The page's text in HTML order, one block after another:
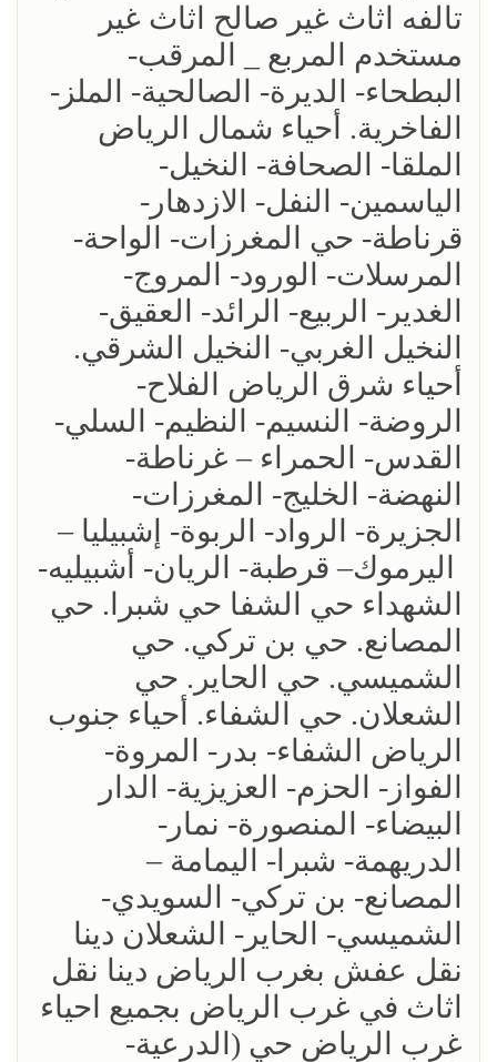
تالفه اثاث غير صالح اثاث غير
مستخدم المربع _ المرقب-
البطحاء- الديرة- الصالحية- الملز-
الفاخرية. أحياء شمال الرياض
الملقا- الصحافة- النخيل-
الياسمين- النفل- الازدهار-
قرناطة- حي المغرزات- الواحة-
المرسلات- الورود- المروج-
الغدير- الربيع- الرائد- العقيق-
النخيل الغربي- النخيل الشرقي.
أحياء شرق الرياض الفلاح-
الروضة- النسيم- النظيم- السلي-
القدس- الحمراء – غرناطة-
النهضة- الخليج- المغرزات-
الجزيرة- الرواد- الربوة- إشبيليا –
اليرموك– قرطبة- الريان- أشبيليه-
الشهداء حي الشفا حي شبرا. حي
المصانع. حي بن تركي. حي
الشميسي. حي الحاير. حي
الشعلان. حي الشفاء. أحياء جنوب
الرياض الشفاء- بدر- المروة-
الفواز- الحزم- العزيزية- الدار
البيضاء- المنصورة- نمار-
الدريهمة- شبرا- اليمامة –
المصانع- بن تركي- السويدي-
الشميسي- الحاير- الشعلان دينا
نقل عفش بغرب الرياض دينا نقل
اثاث في غرب الرياض بجميع احياء
غرب الرياض حي (الدرعية-